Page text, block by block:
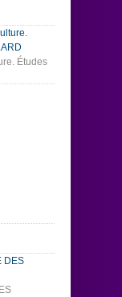
Études